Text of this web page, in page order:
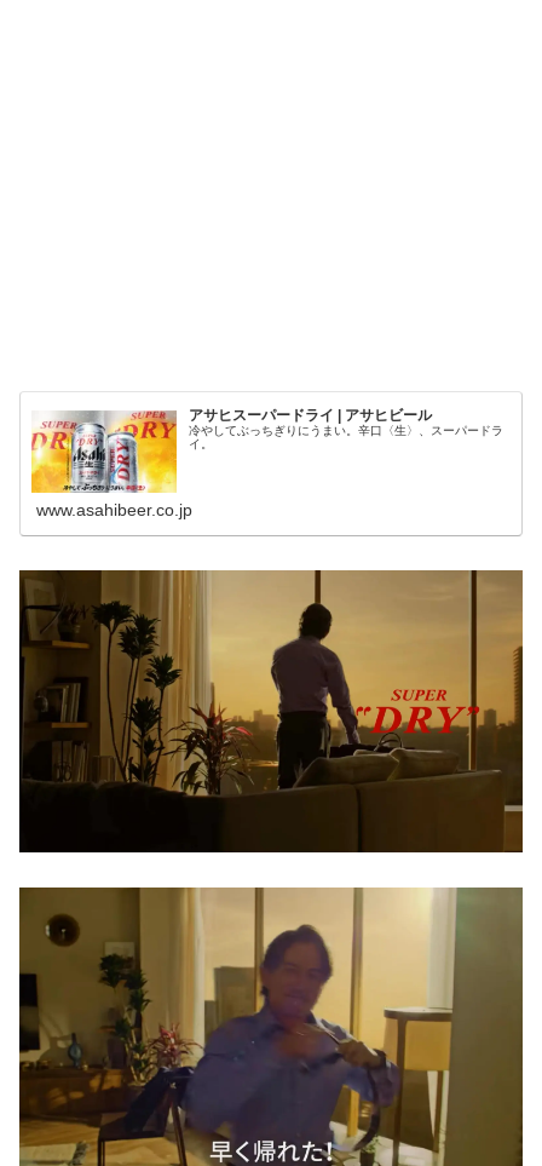
アサヒスーパードライ | アサヒビール
冷やしてぶっちぎりにうまい。辛口〈生〉、スーパードラ
イ。
www.asahibeer.co.jp